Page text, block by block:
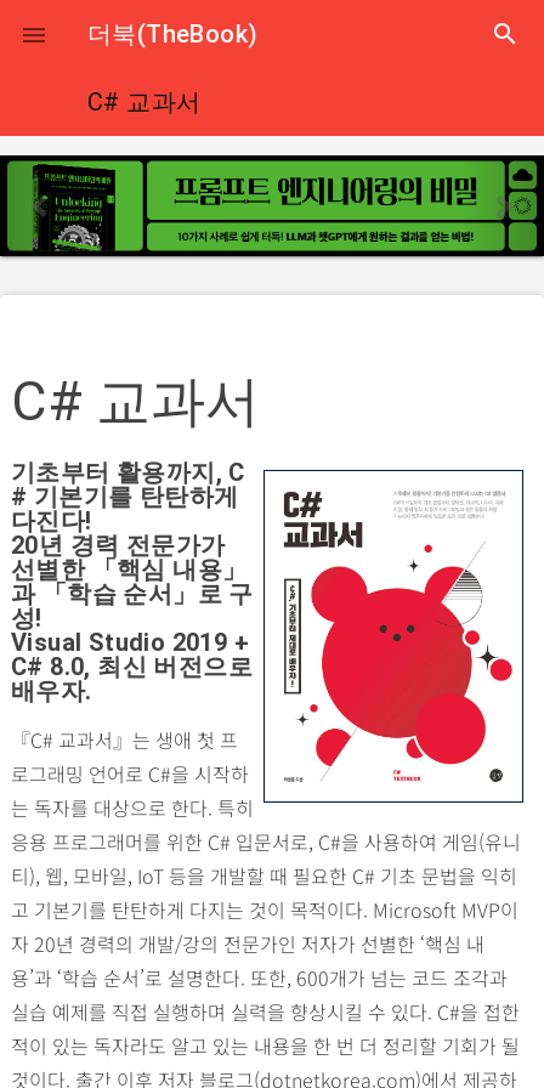
close
 더북(TheBook) search
C# 교과서
p
r
e
v
i
o
n
e
x
t
C# 교과서
기초부터 활용까지, C
# 기본기를 탄탄하게
다진다!
20년 경력 전문가가
선별한 「핵심 내용」
과 「학습 순서」로 구
성!
Visual Studio 2019 +
C# 8.0, 최신 버전으로
배우자.
『C# 교과서』는 생애 첫 프
로그래밍 언어로 C#을 시작하
는 독자를 대상으로 한다. 특히
응용 프로그래머를 위한 C# 입문서로, C#을 사용하여 게임(유니
티), 웹, 모바일, IoT 등을 개발할 때 필요한 C# 기초 문법을 익히
고 기본기를 탄탄하게 다지는 것이 목적이다. Microsoft MVP이
자 20년 경력의 개발/강의 전문가인 저자가 선별한 ‘핵심 내
용’과 ‘학습 순서’로 설명한다. 또한, 600개가 넘는 코드 조각과
실습 예제를 직접 실행하며 실력을 향상시킬 수 있다. C#을 접한
적이 있는 독자라도 알고 있는 내용을 한 번 더 정리할 기회가 될
것이다. 출간 이후 저자 블로그(dotnetkorea.com)에서 제공하